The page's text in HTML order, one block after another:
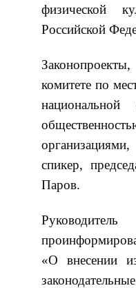
физической
Российской
комитете по
спикер,
Паров.
«О внесении